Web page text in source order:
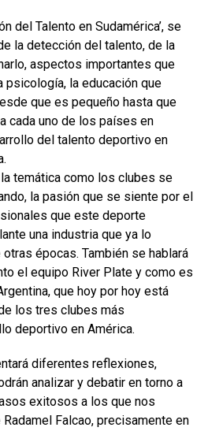
del Talento en Sudamérica’, se
la detección del talento, de la
aspectos importantes que
psicología, la educación que
que es pequeño hasta que
cada uno de los países en
del talento deportivo en
temática como los clubes se
la pasión que se siente por el
que este deporte
una industria que ya lo
épocas. También se hablará
el equipo River Plate y como es
que hoy por hoy está
los tres clubes más
deportivo en América.
diferentes reflexiones,
analizar y debatir en torno a
exitosos a los que nos
Falcao, precisamente en